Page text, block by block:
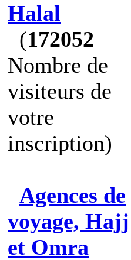
Halal
(172052
Nombre de
visiteurs de
votre
inscription)
Agences de
voyage, Hajj
et Omra